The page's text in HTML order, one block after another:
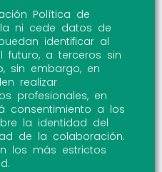
Política de
ni cede datos de
identificar al
futuro, a terceros sin
sin embargo, en
realizar
profesionales, en
consentimiento a los
la identidad del
de la colaboración.
los más estrictos